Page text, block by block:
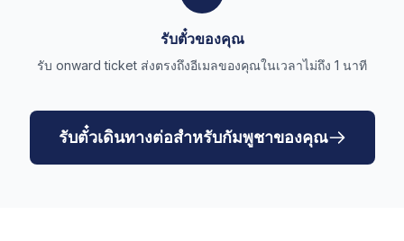
รับตั๋วของคุณ
รับ onward ticket ส่งตรงถึงอีเมลของคุณในเวลาไม่ถึง 1 นาที
รับตั๋วเดินทางต่อสำหรับกัมพูชาของคุณ